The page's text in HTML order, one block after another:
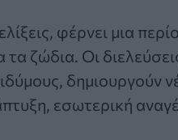
φέρνει μια
τα ζώδια. Οι
δημιουργούν
εσωτερική